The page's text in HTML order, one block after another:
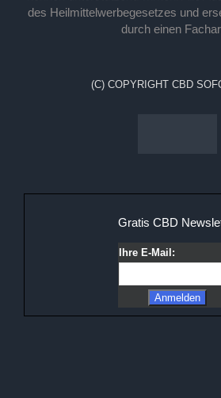
des Heilmittelwerbegesetzes und
durch einen
(C) COPYRIGHT CBD
Gratis CBD
Ihre E-Mail: